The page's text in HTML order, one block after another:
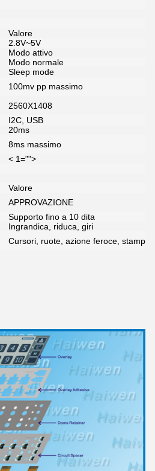
Valore
2.8V~5V
Modo attivo
Modo normale
Sleep mode
100mv pp massimo
2560X1408
I2C, USB
20ms
8ms massimo
< 1="">
Valore
APPROVAZIONE
Supporto fino a 10 dita
Ingrandica, riduca, giri
Cursori, ruote, azione feroce, stampa